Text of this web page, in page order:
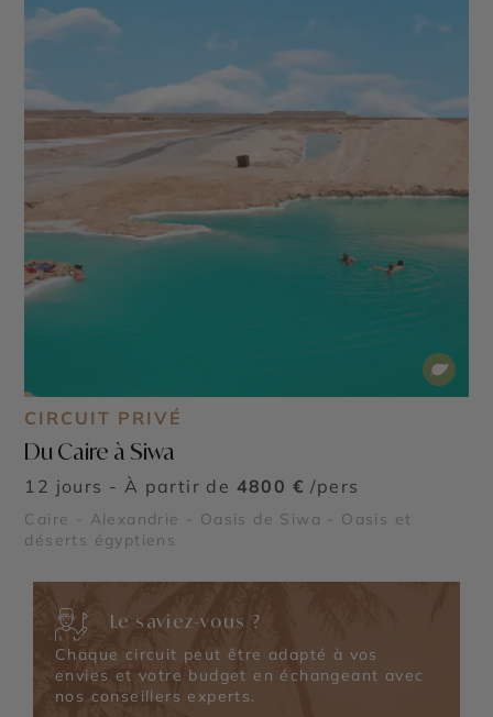
CIRCUIT PRIVÉ
Du Caire à Siwa
12 jours - À partir de 4800 € /pers
Caire - Alexandrie - Oasis de Siwa - Oasis et
déserts égyptiens
Le saviez-vous ?
Chaque circuit peut être adapté à vos
envies et votre budget en échangeant avec
nos conseillers experts.